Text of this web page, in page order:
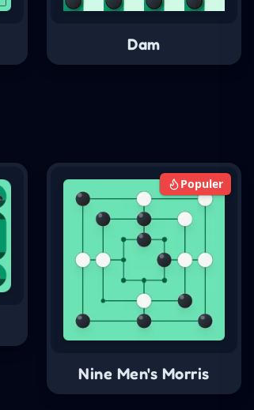
Dam
Populer
Nine Men's Morris